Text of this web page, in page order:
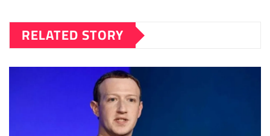
RELATED STORY